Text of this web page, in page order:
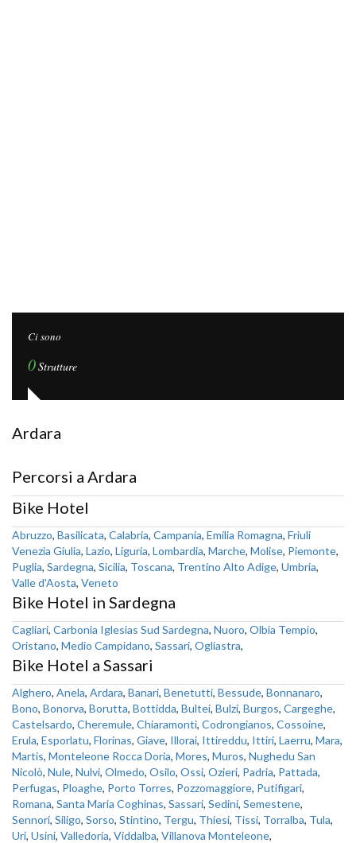
Ci sono
0Strutture
Ardara
Percorsi a Ardara
Bike Hotel
Abruzzo, Basilicata, Calabria, Campania, Emilia Romagna, Friuli
Venezia Giulia, Lazio, Liguria, Lombardia, Marche, Molise, Piemonte,
Puglia, Sardegna, Sicilia, Toscana, Trentino Alto Adige, Umbria,
Valle d'Aosta, Veneto
Bike Hotel in Sardegna
Cagliari, Carbonia Iglesias Sud Sardegna, Nuoro, Olbia Tempio,
Oristano, Medio Campidano, Sassari, Ogliastra,
Bike Hotel a Sassari
Alghero, Anela, Ardara, Banari, Benetutti, Bessude, Bonnanaro,
Bono, Bonorva, Borutta, Bottidda, Bultei, Bulzi, Burgos, Cargeghe,
Castelsardo, Cheremule, Chiaramonti, Codrongianos, Cossoine,
Erula, Esporlatu, Florinas, Giave, Illorai, Ittireddu, Ittiri, Laerru, Mara,
Martis, Monteleone Rocca Doria, Mores, Muros, Nughedu San
Nicolò, Nule, Nulvi, Olmedo, Osilo, Ossi, Ozieri, Padria, Pattada,
Perfugas, Ploaghe, Porto Torres, Pozzomaggiore, Putifigari,
Romana, Santa Maria Coghinas, Sassari, Sedini, Semestene,
Sennori, Siligo, Sorso, Stintino, Tergu, Thiesi, Tissi, Torralba, Tula,
Uri, Usini, Valledoria, Viddalba, Villanova Monteleone,